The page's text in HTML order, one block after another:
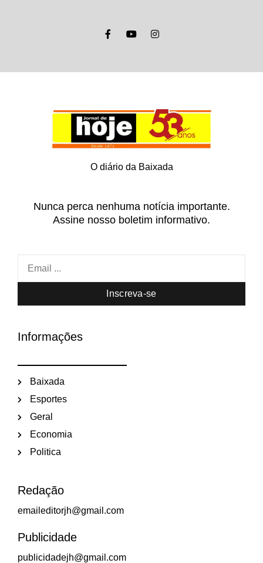
O diário da Baixada
Nunca perca nenhuma notícia importante.
Assine nosso boletim informativo.
Inscreva-se
Informações
Baixada
Esportes
Geral
Economia
Politica
Redação
emaileditorjh@gmail.com
Publicidade
publicidadejh@gmail.com